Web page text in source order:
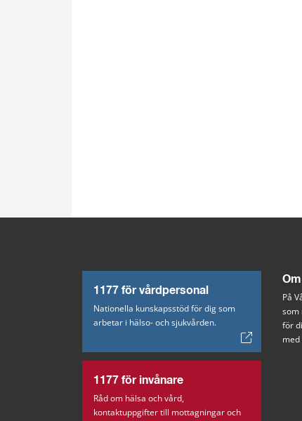
1177 för vårdpersonal
Nationella kunskapsstöd för dig som
arbetar i hälso- och sjukvården.
1177 för invånare
Råd om hälsa och vård,
kontaktuppgifter till mottagningar och
På
som
för
med